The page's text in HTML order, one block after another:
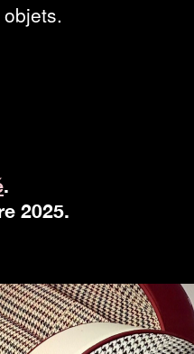
.
2025.